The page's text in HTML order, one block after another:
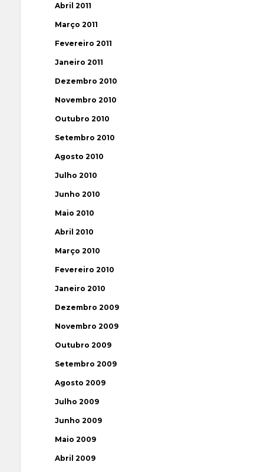
Abril 2011
Março 2011
Fevereiro 2011
Janeiro 2011
Dezembro 2010
Novembro 2010
Outubro 2010
Setembro 2010
Agosto 2010
Julho 2010
Junho 2010
Maio 2010
Abril 2010
Março 2010
Fevereiro 2010
Janeiro 2010
Dezembro 2009
Novembro 2009
Outubro 2009
Setembro 2009
Agosto 2009
Julho 2009
Junho 2009
Maio 2009
Abril 2009